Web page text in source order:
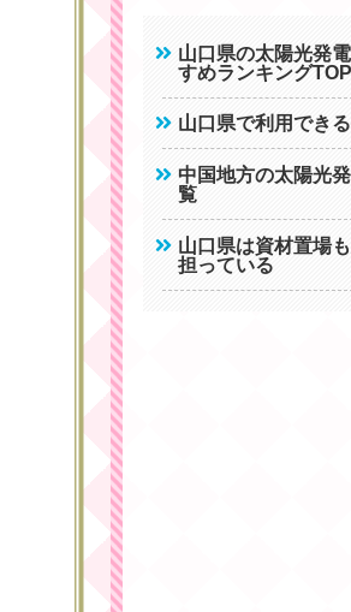
山口県の太陽光発
すめランキング
山口県で利用でき
中国地方の太陽光
覧
山口県は資材置場
担っている